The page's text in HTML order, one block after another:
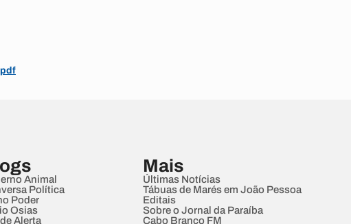
Animal
Política
Poder
Osias
Alerta
Mais
Últimas Notícias
Tábuas de Marés em João Pessoa
Editais
Sobre o Jornal da Paraíba
Cabo Branco FM